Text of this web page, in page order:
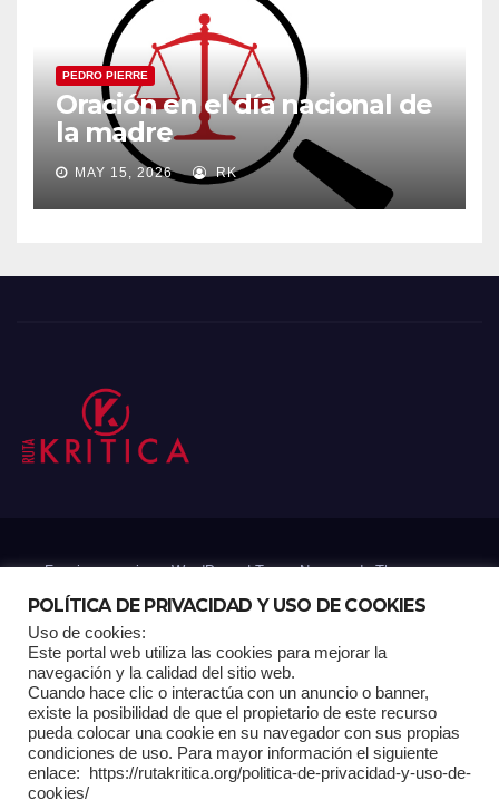
PEDRO PIERRE
Oración en el día nacional de
la madre
MAY 15, 2026 RK
Funciona gracias a WordPress|Tema: Newsup deThemeansar
Home Análisis Carrito RK Contactos Documental Gracias !
Multimedia Página de ejemplo Pagina Principal Pago
POLÍTICA DE PRIVACIDAD Y USO DE COOKIES
Uso de cookies:
Este portal web utiliza las cookies para mejorar la
navegación y la calidad del sitio web.
Cuando hace clic o interactúa con un anuncio o banner,
existe la posibilidad de que el propietario de este recurso
pueda colocar una cookie en su navegador con sus propias
condiciones de uso. Para mayor información el siguiente
enlace: https://rutakritica.org/politica-de-privacidad-y-uso-de-
cookies/